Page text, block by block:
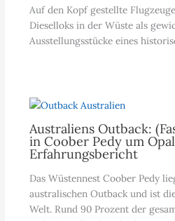
Auf den Kopf gestellte
Dieselloks in der Wüste als
Ausstellungsstücke eines
Australiens Outback:
in Coober Pedy um
Erfahrungsbericht
Das Wüstennest Coober Pedy
australischen Outback und ist
Welt. Rund 90 Prozent der